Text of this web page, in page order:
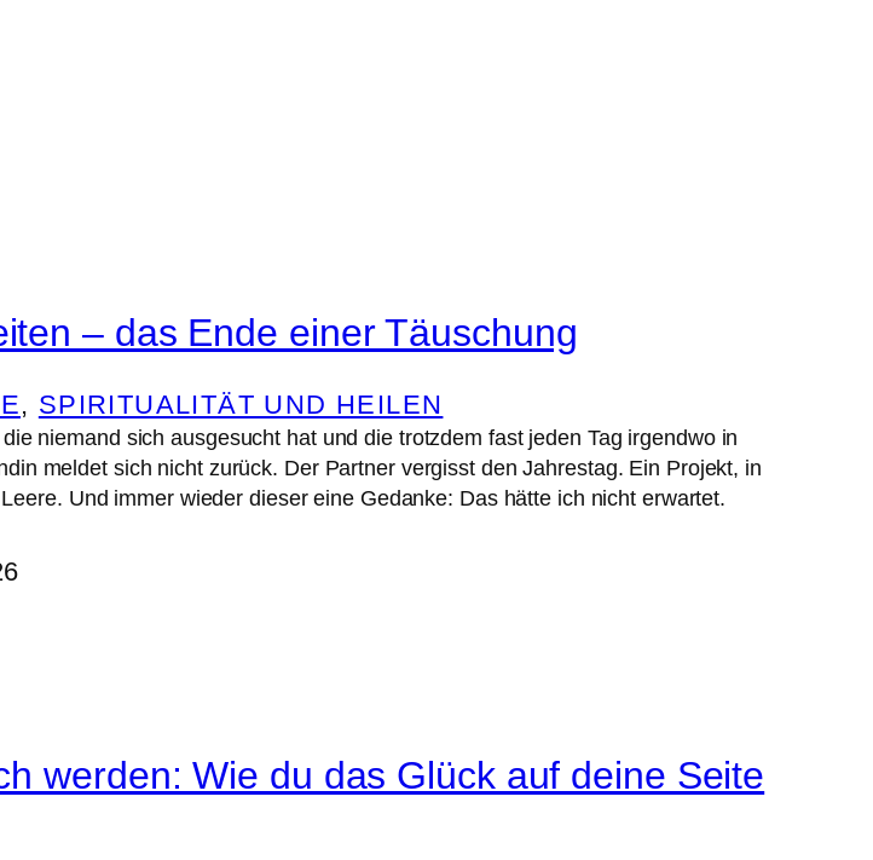
– das Ende einer Täuschung
, SPIRITUALITÄT UND HEILEN
niemand sich ausgesucht hat und die trotzdem fast jeden Tag irgendwo in
meldet sich nicht zurück. Der Partner vergisst den Jahrestag. Ein Projekt, in
Und immer wieder dieser eine Gedanke: Das hätte ich nicht erwartet.
werden: Wie du das Glück auf deine Seite